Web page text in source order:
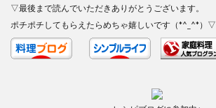
▽最後まで読んでいただきありがとうございます。
ポチポチしてもらえたらめちゃ嬉しいです（*^_^*）▽